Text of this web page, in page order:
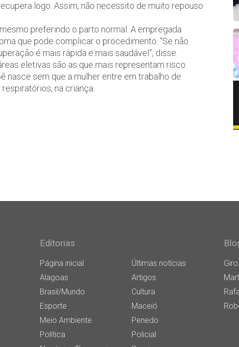
logo. Assim, não necessito de muito repouso
preferindo o parto normal. A empregada
que pode complicar o procedimento. “Se não
é mais rápida e mais saudável”, disse.
eletivas são as que mais representam risco.
nasce sem que a mulher entre em trabalho de
na criança.
Editorias
Página inicial
Últimas notícias
Alagoas
Artigos
Brasil/Mundo
Cultura
Esporte
Maceió
Meio Ambiente
Penedo
Política
Policial